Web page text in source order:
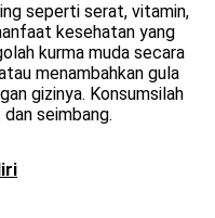
seperti serat, vitamin,
kesehatan yang
kurma muda secara
menambahkan gula
gizinya. Konsumsilah
seimbang.